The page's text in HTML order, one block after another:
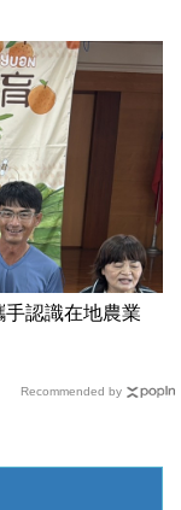
認識在地農業
Recommended by